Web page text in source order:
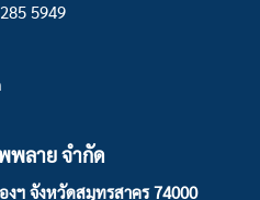
5949
พลาย จำกัด
งฯ จังหวัดสมุทรสาคร 74000